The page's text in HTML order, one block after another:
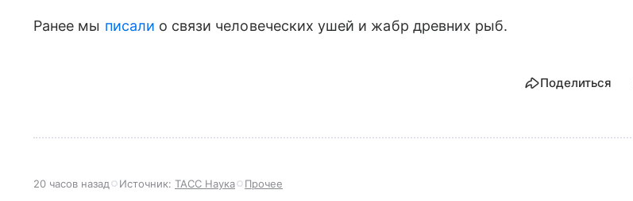
Ранее мы писали о связи человеческих ушей и жабр древних рыб.
Поделиться
20 часов назад Источник: ТАСС Наука Прочее